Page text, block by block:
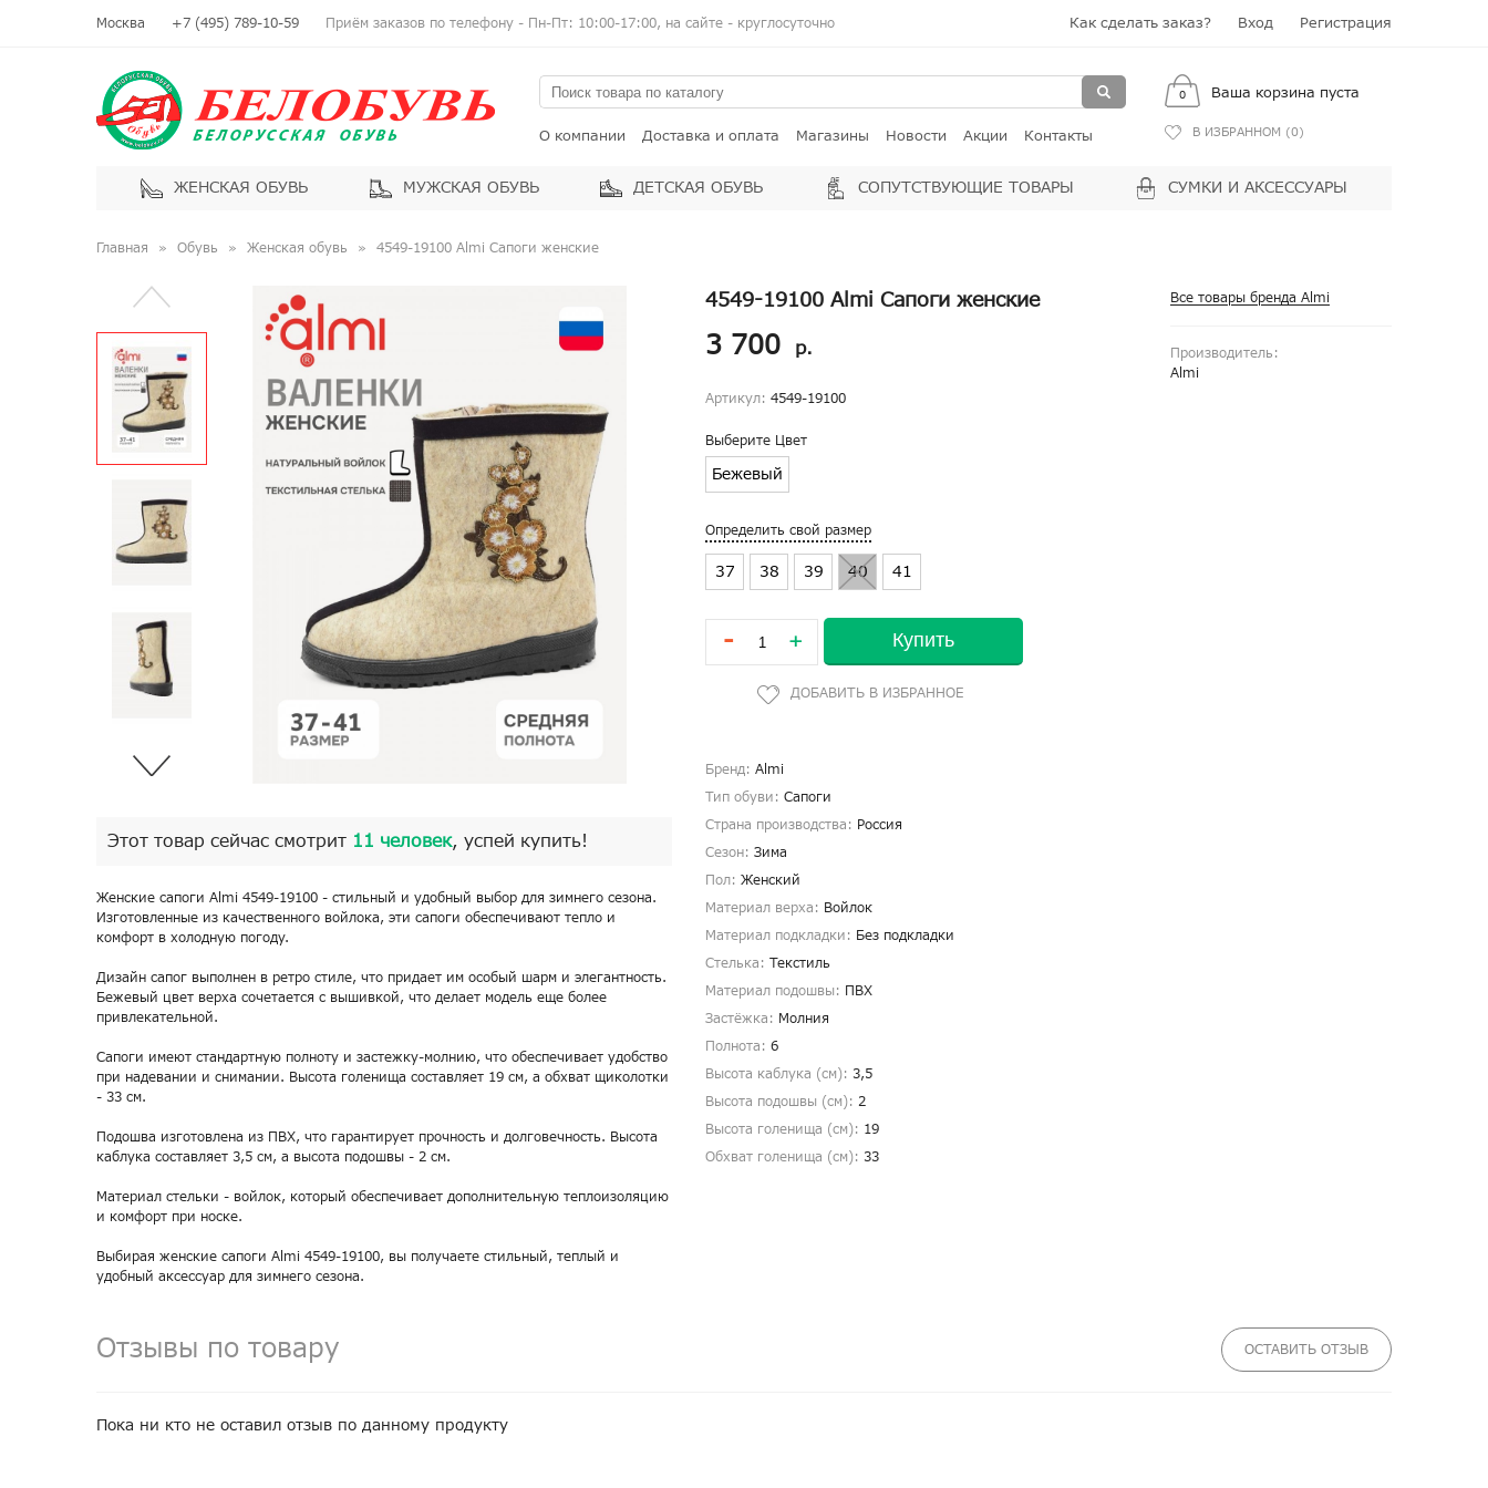
Москва +7 (495) 789-10-59 Приём заказов по телефону - Пн-Пт: 10:00-17:00, на сайте - круглосуточно Как сделать заказ? Вход Регистрация
О компании Доставка и оплата Магазины Новости Акции Контакты
0 Ваша корзина пуста
В ИЗБРАННОМ (0)
ЖЕНСКАЯ ОБУВЬ МУЖСКАЯ ОБУВЬ ДЕТСКАЯ ОБУВЬ СОПУТСТВУЮЩИЕ ТОВАРЫ СУМКИ И АКСЕССУАРЫ
Главная Обувь Женская обувь 4549-19100 Almi Сапоги женские
Этот товар сейчас смотрит 11 человек, успей купить!
Женские сапоги Almi 4549-19100 - стильный и удобный выбор для зимнего сезона.
Изготовленные из качественного войлока, эти сапоги обеспечивают тепло и
комфорт в холодную погоду.
Дизайн сапог выполнен в ретро стиле, что придает им особый шарм и элегантность.
Бежевый цвет верха сочетается с вышивкой, что делает модель еще более
привлекательной.
Сапоги имеют стандартную полноту и застежку-молнию, что обеспечивает удобство
при надевании и снимании. Высота голенища составляет 19 см, а обхват щиколотки
- 33 см.
Подошва изготовлена из ПВХ, что гарантирует прочность и долговечность. Высота
каблука составляет 3,5 см, а высота подошвы - 2 см.
Материал стельки - войлок, который обеспечивает дополнительную теплоизоляцию
и комфорт при носке.
Выбирая женские сапоги Almi 4549-19100, вы получаете стильный, теплый и
удобный аксессуар для зимнего сезона.
Все товары бренда Almi
Производитель:
Almi
4549-19100 Almi Сапоги женские
3 700 р.
Артикул: 4549-19100
Выберите Цвет
Бежевый
Определить свой размер
37 38 39 40 41
- + Купить
Бренд: Almi
Тип обуви: Сапоги
Страна производства: Россия
Сезон: Зима
Пол: Женский
Материал верха: Войлок
Материал подкладки: Без подкладки
Стелька: Текстиль
Материал подошвы: ПВХ
Застёжка: Молния
Полнота: 6
Высота каблука (см): 3,5
Высота подошвы (см): 2
Высота голенища (cм): 19
Обхват голенища (cм): 33
Отзывы по товару ОСТАВИТЬ ОТЗЫВ
Пока ни кто не оставил отзыв по данному продукту